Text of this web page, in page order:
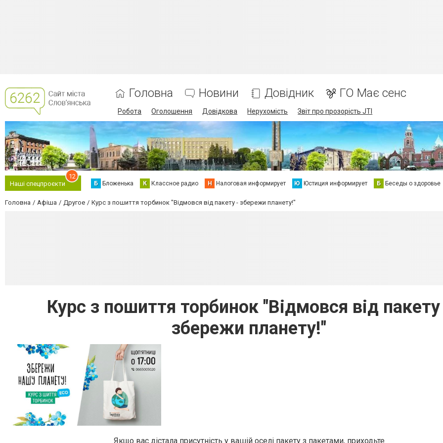
Головна Новини Довідник ГО Має сенс
Робота Оголошення Довідкова Нерухомість Звіт про прозорість JTI
Наші спецпроєкти
12
Б Бложенька К Классное радио Н Налоговая информирует Ю Юстиция информирует Б Беседы о здоровье
Головна Афіша Другое Курс з пошиття торбинок "Відмовся від пакету - збережи планету!"
Курс з пошиття торбинок "Відмовся від
збережи планету!"
Якщо вас дістала присутність у вашій оселі пакету з пакетами, приходьте